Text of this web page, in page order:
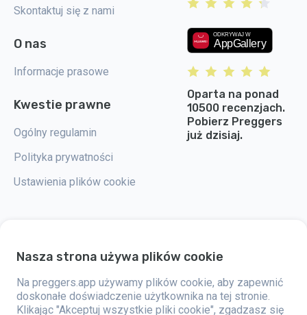
Skontaktuj się z nami
O nas
Informacje prasowe
Kwestie prawne
Ogólny regulamin
Polityka prywatności
Ustawienia plików cookie
Oparta na ponad
10500 recenzjach.
Pobierz Preggers
już dzisiaj.
Preggers to aplikacja stworzona przez szwedzką firmę Stroller AB w 2017
upieczonym rodzicom na całym świecie. Dzięki wszechstronnemu
zespołowi i współpracy z ekspertami, firma opracowała przyjazne dla
użytkownika aplikacje, które zostały już wykorzystane przez ponad dwa
miliony osób. Preggers oferuje unikalne doświadczenie 3D, które
Nasza strona używa plików cookie
Na preggers.app używamy plików cookie, aby zapewnić
doskonałe doświadczenie użytkownika na tej stronie.
Klikając "Akceptuj wszystkie pliki cookie", zgadzasz się